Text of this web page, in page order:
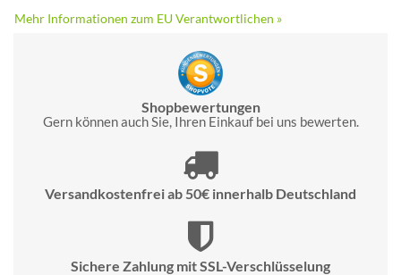
Mehr Informationen zum EU Verantwortlichen »
Shopbewertungen
Gern können auch Sie, Ihren Einkauf bei uns bewerten.
Versandkostenfrei ab 50€ innerhalb Deutschland
Sichere Zahlung mit SSL-Verschlüsselung